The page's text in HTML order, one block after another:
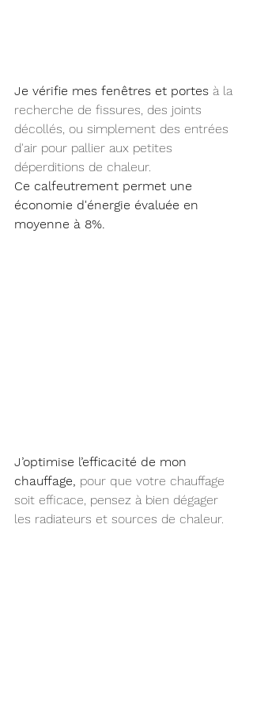
Je vérifie mes fenêtres et portes à la
recherche de fissures, des joints
décollés, ou simplement des entrées
d'air pour pallier aux petites
déperditions de chaleur.
Ce calfeutrement permet une
économie d'énergie évaluée en
moyenne à 8%.
J’optimise l’efficacité de mon
chauffage, pour que votre chauffage
soit efficace, pensez à bien dégager
les radiateurs et sources de chaleur.